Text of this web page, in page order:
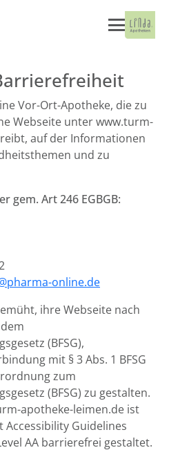
Vor-Ort-Apotheke, die zu
Webseite unter www.turm-
auf der Informationen
und zu
gem. Art 246 EGBGB:
online.de
ihre Webseite nach
(BFSG),
mit § 3 Abs. 1 BFSG
zum
(BFSG) zu gestalten.
apotheke-leimen.de ist
Accessibility Guidelines
AA barrierefrei gestaltet.